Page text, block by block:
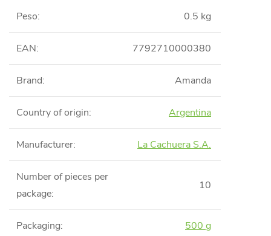
Peso: 0.5 kg
EAN: 7792710000380
Brand: Amanda
Country of origin: Argentina
Manufacturer: La Cachuera S.A.
Number of pieces per
package:
10
Packaging: 500 g